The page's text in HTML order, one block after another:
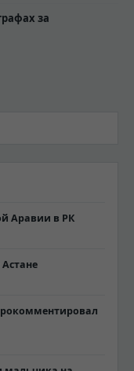
за
Аравии в РК